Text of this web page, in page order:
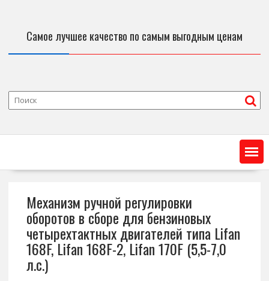
Самое лучшее качество по самым выгодным ценам
Механизм ручной регулировки
оборотов в сборе для бензиновых
четырехтактных двигателей типа Lifan
168F, Lifan 168F-2, Lifan 170F (5,5-7,0
л.с.)